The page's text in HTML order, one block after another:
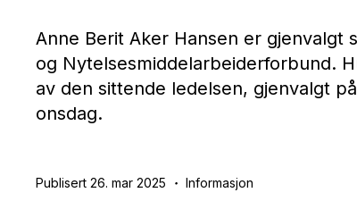
Anne Berit Aker Hansen er
og Nytelsesmiddelarbeiderforbund.
av den sittende ledelsen, gjenvalgt
onsdag.
Publisert 26. mar 2025 Informasjon